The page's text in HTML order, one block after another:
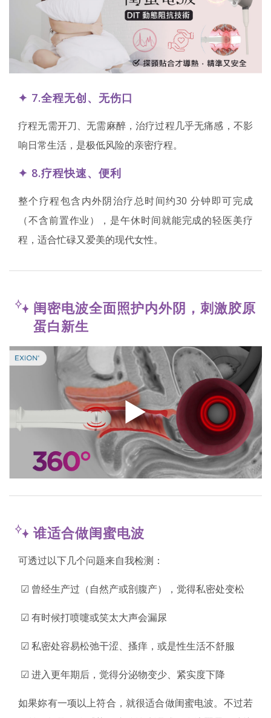
✦ 7.全程无创、无伤口
疗程无需开刀、无需麻醉，治疗过程几乎无痛感，不影
响日常生活，是极低风险的亲密疗程。
✦ 8.疗程快速、便利
整个疗程包含内外阴治疗总时间约30 分钟即可完成
（不含前置作业），是午休时间就能完成的轻医美疗
程，适合忙碌又爱美的现代女性。
闺密电波全面照护内外阴，刺激胶原
蛋白新生
谁适合做闺蜜电波
可透过以下几个问题来自我检测：
☑ 曾经生产过（自然产或剖腹产），觉得私密处变松
☑ 有时候打喷嚏或笑太大声会漏尿
☑ 私密处容易松弛干涩、搔痒，或是性生活不舒服
☑ 进入更年期后，觉得分泌物变少、紧实度下降
如果妳有一项以上符合，就很适合做闺蜜电波。不过若